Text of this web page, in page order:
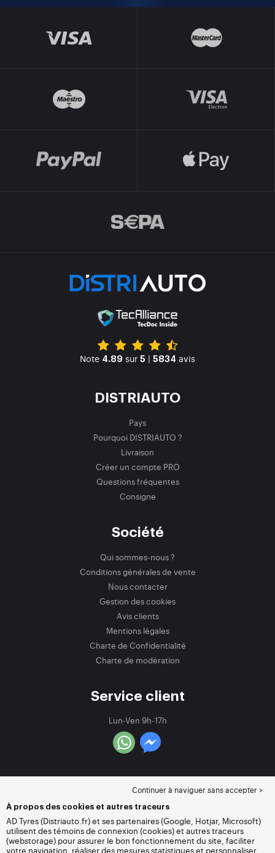
Note 4.89 sur 5 | 5834 avis
DISTRIAUTO
Pays
Pourquoi DISTRIAUTO ?
Livraison
Créer un compte PRO
Questions fréquentes
Consigne
Société
Qui sommes-nous ?
Conditions générales de vente
Nous contacter
Gestion des cookies
Avis clients
Mentions légales
Charte de Confidentialité
Charte de modération
Service client
Lun-Ven 9h-17h
Continuer à naviguer sans accepter >
À propos des cookies et autres traceurs
AD Tyres (Distriauto.fr) et ses partenaires (Google, Hotjar, Microsoft)
utilisent des témoins de connexion (cookies) et autres traceurs
(webstorage) pour assurer le bon fonctionnement du site, faciliter
votre navigation, réaliser des mesures statistiques et personnaliser